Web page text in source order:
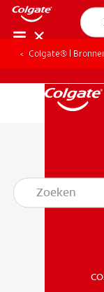
Colgate® |